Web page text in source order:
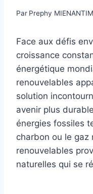
Par Prephy
Face aux défis
croissance
énergétique
renouvelables
solution
avenir plus
énergies fossiles
charbon ou le gaz
renouvelables
naturelles qui se